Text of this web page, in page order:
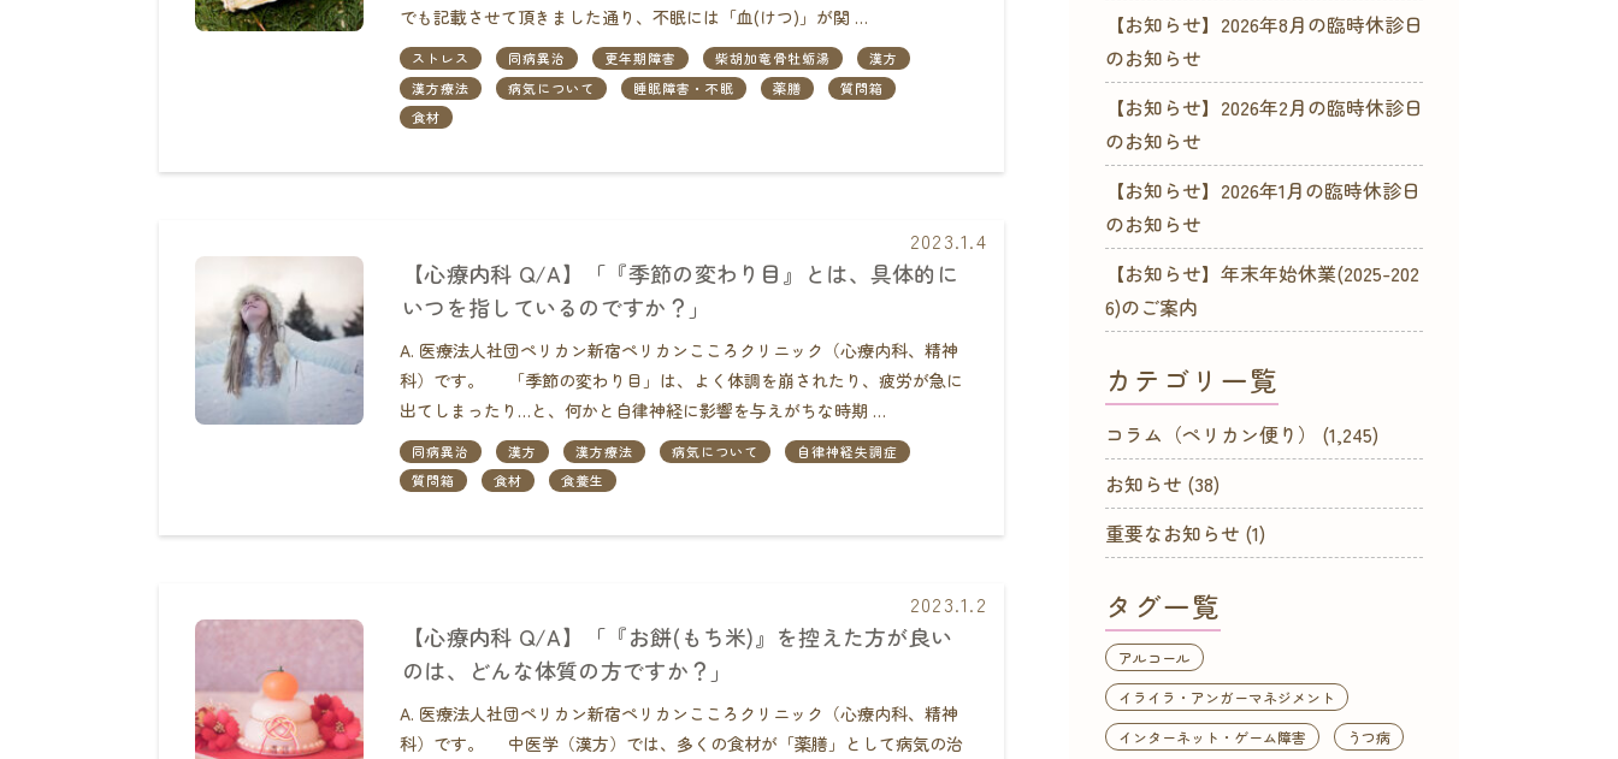
でも記載させて頂きました通り、不眠には「血(けつ)」が関 …
ストレス 同病異治 更年期障害 柴胡加竜骨牡蛎湯
漢方
漢方療法
病気について 睡眠障害・不眠 薬膳
質問箱
食材
2023.1.4
【心療内科 Q/A】「『季節の変わり目』とは、具体的に
いつを指しているのですか？」
A. 医療法人社団ペリカン新宿ペリカンこころクリニック（心療内科、精神
科）です。 「季節の変わり目」は、よく体調を崩されたり、疲労が急に
出てしまったり…と、何かと自律神経に影響を与えがちな時期 …
同病異治 漢方 漢方療法 病気について
自律神経失調症
質問箱
食材 食養生
2023.1.2
【心療内科 Q/A】「『お餅(もち米)』を控えた方が良い
のは、どんな体質の方ですか？」
A. 医療法人社団ペリカン新宿ペリカンこころクリニック（心療内科、精神
科）です。 中医学（漢方）では、多くの食材が「薬膳」として病気の治
【お知らせ】2026年8月の臨時休診日
のお知らせ
【お知らせ】2026年2月の臨時休診日
のお知らせ
【お知らせ】2026年1月の臨時休診日
のお知らせ
【お知らせ】年末年始休業(2025-202
6)のご案内
カテゴリ一覧
コラム（ペリカン便り）
(1,245)
お知らせ (38)
重要なお知らせ (1)
タグ一覧
アルコール
イライラ・アンガーマネジメント
インターネット・ゲーム障害
うつ病